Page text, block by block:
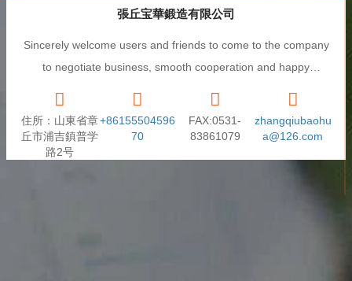
張丘宝華鍛造有限公司
Sincerely welcome users and friends to come to the company
to negotiate business, smooth cooperation and happy
住所：山東省章
丘市浦吉鎮普学
路2号
+86155504596
70
FAX:0531-
83861079
zhangqiubaohu
a@126.com